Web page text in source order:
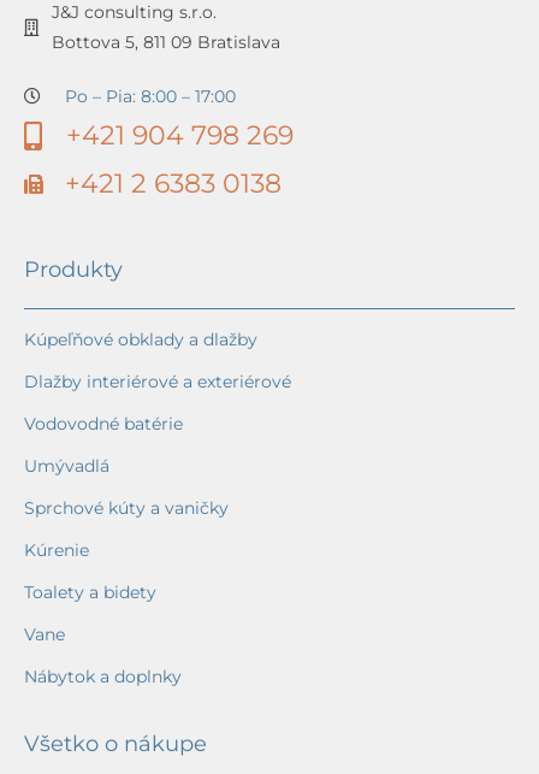
J&J consulting s.r.o.
Bottova 5, 811 09 Bratislava
Po – Pia: 8:00 – 17:00
+421 904 798 269
+421 2 6383 0138
Produkty
Kúpeľňové obklady a dlažby
Dlažby interiérové a exteriérové
Vodovodné batérie
Umývadlá
Sprchové kúty a vaničky
Kúrenie
Toalety a bidety
Vane
Nábytok a doplnky
Všetko o nákupe